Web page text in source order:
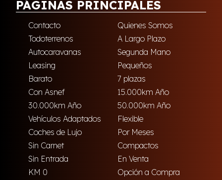
PÁGINAS PRINCIPALES
Contacto
Quienes Somos
Todoterrenos
A Largo Plazo
Autocaravanas
Segunda Mano
Leasing
Pequeños
Barato
7 plazas
Con Asnef
15.000km Año
30.000km Año
50.000km Año
Vehículos Adaptados
Flexible
Coches de Lujo
Por Meses
Sin Carnet
Compactos
Sin Entrada
En Venta
KM 0
Opción a Compra